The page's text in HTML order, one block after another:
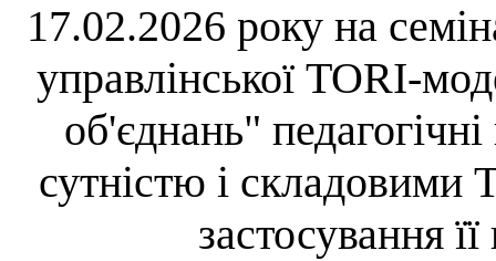
17.02.2026 року на
управлінської TORI-
об'єднань"
сутністю і складовими
застосування